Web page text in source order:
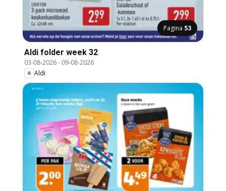
Pagina 53
Aldi folder week 32
03-08-2026- 09-08-2026
Aldi